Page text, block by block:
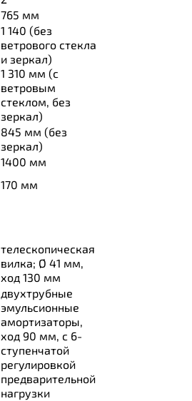
765 мм
1 140 (без
ветрового стекла
и зеркал)
1 310 мм (с
ветровым
стеклом, без
зеркал)
845 мм (без
зеркал)
1400 мм
170 мм
телескопическая
вилка; Ø 41 мм,
ход 130 мм
двухтрубные
эмульсионные
амортизаторы,
ход 90 мм, с 6-
ступенчатой ​​
регулировкой
предварительной
нагрузки